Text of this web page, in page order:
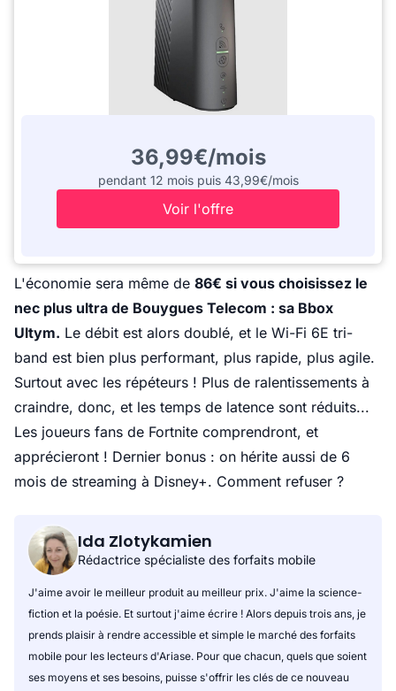
36,99€/mois
pendant 12 mois puis 43,99€/mois
Voir l'offre
L'économie sera même de 86€ si vous choisissez le
nec plus ultra de Bouygues Telecom : sa Bbox
Ultym. Le débit est alors doublé, et le Wi-Fi 6E tri-
band est bien plus performant, plus rapide, plus agile.
Surtout avec les répéteurs ! Plus de ralentissements à
craindre, donc, et les temps de latence sont réduits...
Les joueurs fans de Fortnite comprendront, et
apprécieront ! Dernier bonus : on hérite aussi de 6
mois de streaming à Disney+. Comment refuser ?
Ida Zlotykamien
Rédactrice spécialiste des forfaits mobile
J'aime avoir le meilleur produit au meilleur prix. J'aime la science-
fiction et la poésie. Et surtout j'aime écrire ! Alors depuis trois ans, je
prends plaisir à rendre accessible et simple le marché des forfaits
mobile pour les lecteurs d'Ariase. Pour que chacun, quels que soient
ses moyens et ses besoins, puisse s'offrir les clés de ce nouveau